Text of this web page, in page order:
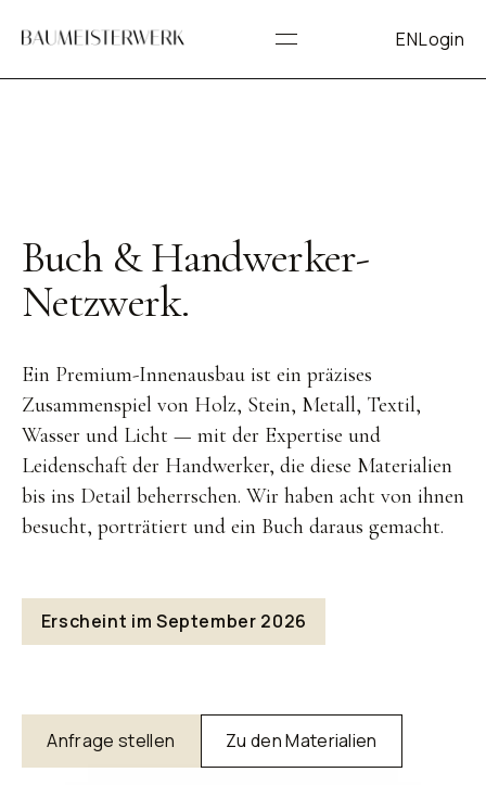
ENLogin
Buch & Handwerker-
Netzwerk.
Ein Premium-Innenausbau ist ein präzises
Zusammenspiel von Holz, Stein, Metall, Textil,
Wasser und Licht — mit der Expertise und
Leidenschaft der Handwerker, die diese Materialien
bis ins Detail beherrschen. Wir haben acht von ihnen
besucht, porträtiert und ein Buch daraus gemacht.
Erscheint im September 2026
Anfrage stellen Zu den Materialien